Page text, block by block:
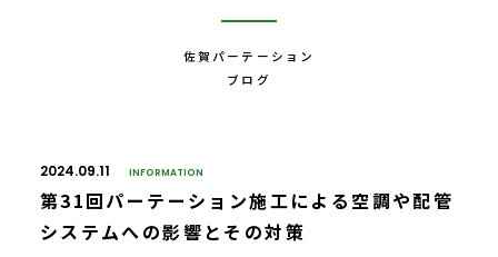
佐賀パーテーション
ブログ
2024.09.11 INFORMATION
第31回パーテーション施工による空調や配管
システムへの影響とその対策